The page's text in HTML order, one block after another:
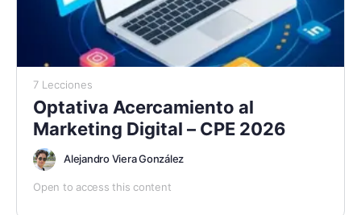
7 Lecciones
Optativa Acercamiento al
Marketing Digital – CPE 2026
Alejandro Viera González
Open to access this content